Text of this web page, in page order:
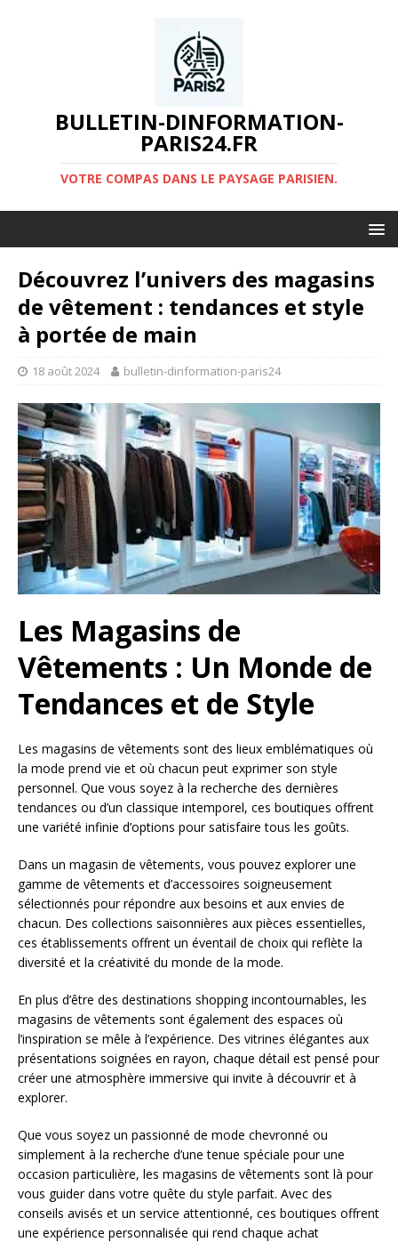
BULLETIN-DINFORMATION-
PARIS24.FR
VOTRE COMPAS DANS LE PAYSAGE PARISIEN.
Découvrez l’univers des magasins
de vêtement : tendances et style
à portée de main
18 août 2024 bulletin-dinformation-paris24
Les Magasins de
Vêtements : Un Monde de
Tendances et de Style
Les magasins de vêtements sont des lieux emblématiques où
la mode prend vie et où chacun peut exprimer son style
personnel. Que vous soyez à la recherche des dernières
tendances ou d’un classique intemporel, ces boutiques offrent
une variété infinie d’options pour satisfaire tous les goûts.
Dans un magasin de vêtements, vous pouvez explorer une
gamme de vêtements et d’accessoires soigneusement
sélectionnés pour répondre aux besoins et aux envies de
chacun. Des collections saisonnières aux pièces essentielles,
ces établissements offrent un éventail de choix qui reflète la
diversité et la créativité du monde de la mode.
En plus d’être des destinations shopping incontournables, les
magasins de vêtements sont également des espaces où
l’inspiration se mêle à l’expérience. Des vitrines élégantes aux
présentations soignées en rayon, chaque détail est pensé pour
créer une atmosphère immersive qui invite à découvrir et à
explorer.
Que vous soyez un passionné de mode chevronné ou
simplement à la recherche d’une tenue spéciale pour une
occasion particulière, les magasins de vêtements sont là pour
vous guider dans votre quête du style parfait. Avec des
conseils avisés et un service attentionné, ces boutiques offrent
une expérience personnalisée qui rend chaque achat